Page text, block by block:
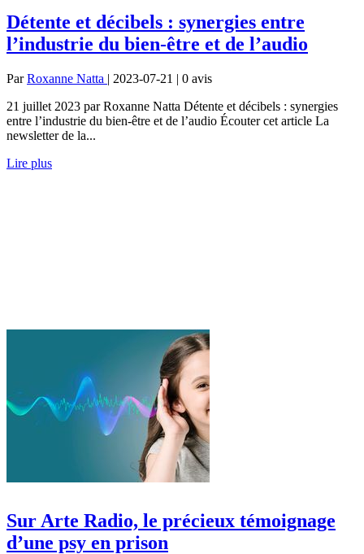
Détente et décibels : synergies entre
l’industrie du bien-être et de l’audio
ParRoxanne Natta | 2023-07-21 | 0 avis
21 juillet 2023 par Roxanne Natta Détente et décibels : synergies
entre l’industrie du bien-être et de l’audio Écouter cet article La
newsletter de la...
Lire plus
Sur Arte Radio, le précieux témoignage
d’une psy en prison